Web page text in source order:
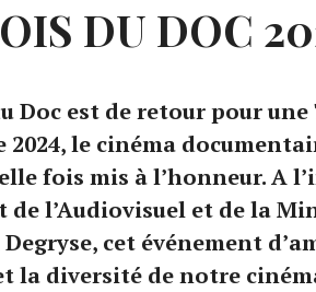
DU DOC
Doc est de retour pour une
2024, le cinéma
fois mis à l’honneur. A
de l’Audiovisuel et de la
cet événement
la diversité de notre